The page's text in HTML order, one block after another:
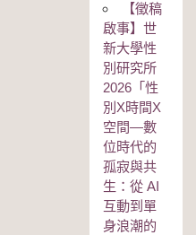
【徵稿
啟事】世
新大學性
別研究所
2026「性
別Χ時間Χ
空間—數
位時代的
孤寂與共
生：從 AI
互動到單
身浪潮的